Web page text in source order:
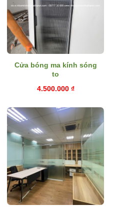
Cửa bóng ma kính sóng
to
4.500.000 ₫